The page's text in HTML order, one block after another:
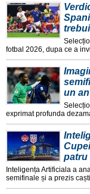
fotbal 2026, dupa ce a
un
exprimat profunda
patru
Inteligența Artificiala a
semifinale și a prezis